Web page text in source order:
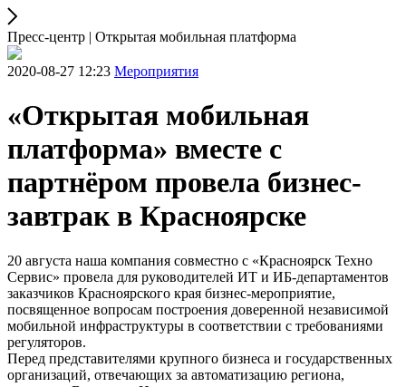
Пресс-центр | Открытая мобильная платформа
2020-08-27 12:23 Мероприятия
«Открытая мобильная
платформа» вместе с
партнёром провела бизнес-
завтрак в Красноярске
20 августа наша компания совместно с «Красноярск Техно
Сервис» провела для руководителей ИТ и ИБ-департаментов
заказчиков Красноярского края бизнес-мероприятие,
посвященное вопросам построения доверенной независимой
мобильной инфраструктуры в соответствии с требованиями
регуляторов.
Перед представителями крупного бизнеса и государственных
организаций, отвечающих за автоматизацию региона,